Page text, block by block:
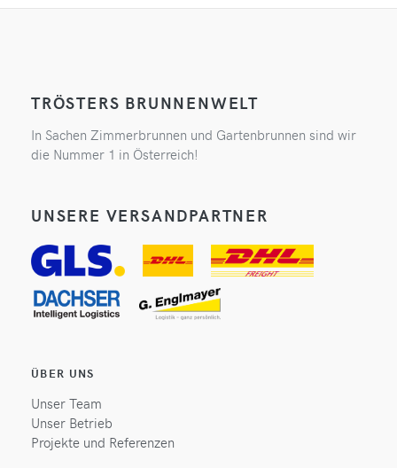
TRÖSTERS BRUNNENWELT
In Sachen Zimmerbrunnen und Gartenbrunnen sind wir
die Nummer 1 in Österreich!
UNSERE VERSANDPARTNER
ÜBER UNS
Unser Team
Unser Betrieb
Projekte und Referenzen